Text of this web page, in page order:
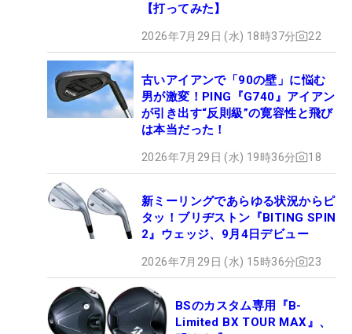
【打ってみた】
2026年7月29日 (水) 18時37分 22
古いアイアンで「90の壁」に悩む
男が激変！PING『G740』アイアン
が引き出す“反則級”の寛容性と飛び
は本当だった！
2026年7月29日 (水) 19時36分 18
新ミーリングであらゆる状況からピ
タッ！ブリヂストン『BITING SPIN
2』ウェッジ、9月4日デビュー
2026年7月29日 (水) 15時36分 23
BSのカスタム専用『B-
Limited BX TOUR MAX』、